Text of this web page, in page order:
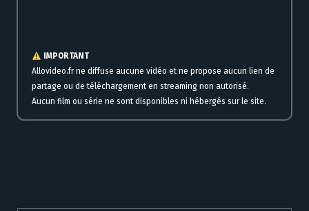
IMPORTANT
Allovideo.fr ne diffuse aucune vidéo et ne propose aucun lien de
partage ou de téléchargement en streaming non autorisé.
Aucun film ou série ne sont disponibles ni hébergés sur le site.